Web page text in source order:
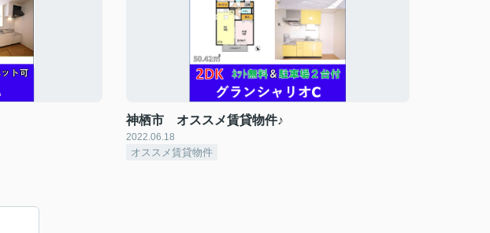
神栖市 オススメ賃貸物件♪
2022.06.18
オススメ賃貸物件